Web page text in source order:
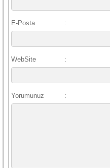
E-Posta :
WebSite :
Yorumunuz :